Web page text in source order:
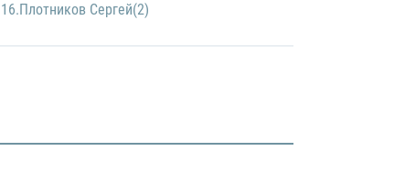
16.Плотников Сергей(2)